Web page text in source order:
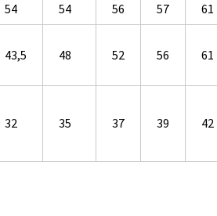
54 54 56 57 61
43,5 48 52 56 61
32 35 37 39 42